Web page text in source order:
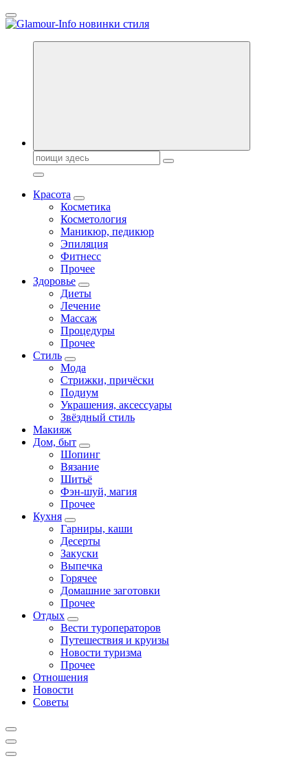
Перейти
к
Секреты молодости, красоты и долголетия. Гламурный журнал
Поиск:
Красота
Косметика
Косметология
Маникюр, педикюр
Эпиляция
Фитнесс
Прочее
Здоровье
Диеты
Лечение
Массаж
Процедуры
Прочее
Стиль
Мода
Стрижки, причёски
Подиум
Украшения, аксессуары
Звёздный стиль
Макияж
Дом, быт
Шопинг
Вязание
Шитьё
Фэн-шуй, магия
Прочее
Кухня
Гарниры, каши
Десерты
Закуски
Выпечка
Горячее
Домашние заготовки
Прочее
Отдых
Вести туроператоров
Путешествия и круизы
Новости туризма
Прочее
Отношения
Новости
Советы